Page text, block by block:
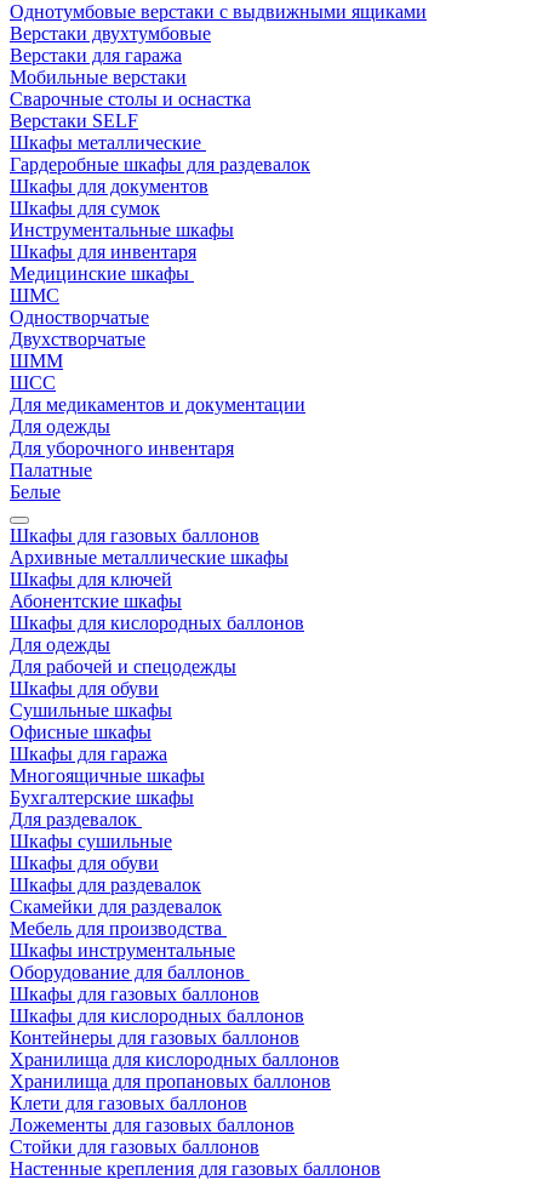
Однотумбовые верстаки с выдвижными ящиками
Верстаки двухтумбовые
Верстаки для гаража
Мобильные верстаки
Сварочные столы и оснастка
Верстаки SELF
Шкафы металлические
Гардеробные шкафы для раздевалок
Шкафы для документов
Шкафы для сумок
Инструментальные шкафы
Шкафы для инвентаря
Медицинские шкафы
ШМС
Одностворчатые
Двухстворчатые
ШММ
ШСС
Для медикаментов и документации
Для одежды
Для уборочного инвентаря
Палатные
Белые
Шкафы для газовых баллонов
Архивные металлические шкафы
Шкафы для ключей
Абонентские шкафы
Шкафы для кислородных баллонов
Для одежды
Для рабочей и спецодежды
Шкафы для обуви
Сушильные шкафы
Офисные шкафы
Шкафы для гаража
Многоящичные шкафы
Бухгалтерские шкафы
Для раздевалок
Шкафы сушильные
Шкафы для обуви
Шкафы для раздевалок
Скамейки для раздевалок
Мебель для производства
Шкафы инструментальные
Оборудование для баллонов
Шкафы для газовых баллонов
Шкафы для кислородных баллонов
Контейнеры для газовых баллонов
Хранилища для кислородных баллонов
Хранилища для пропановых баллонов
Клети для газовых баллонов
Ложементы для газовых баллонов
Стойки для газовых баллонов
Настенные крепления для газовых баллонов